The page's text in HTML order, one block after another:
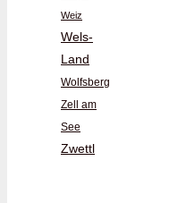
Weiz
Wels-
Land
Wolfsberg
Zell am
See
Zwettl